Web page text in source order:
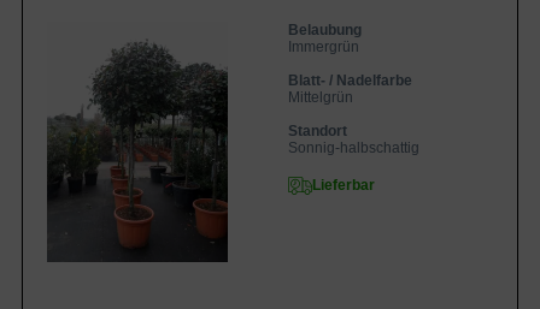
Belaubung
Immergrün
Blatt- / Nadelfarbe
Mittelgrün
Standort
Sonnig-halbschattig
Lieferbar